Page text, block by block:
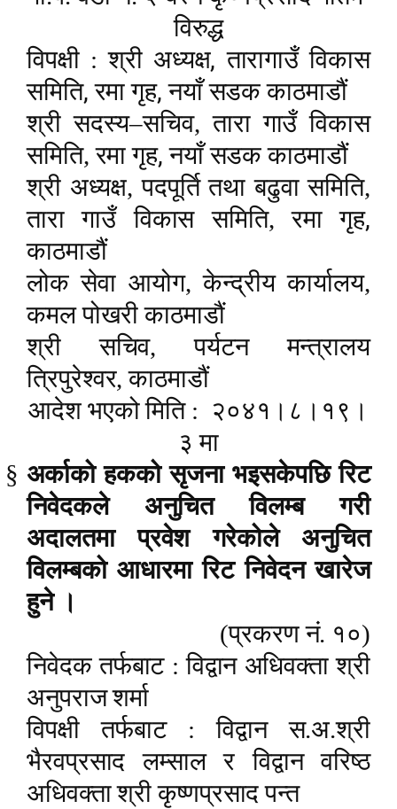
विरुद्ध
विपक्षी : श्री अध्यक्ष,तारागाउँ विकास
समिति,रमा गृह,नयाँ सडककाठमाडौं
श्री सदस्य–सचिव, तारा गाउँ विकास
समिति, रमा गृह,नयाँ सडककाठमाडौं
श्री अध्यक्ष, पदपूर्ति तथा बढुवा समिति,
तारा गाउँ विकास समिति, रमा गृह,
काठमाडौं
लोक सेवा आयोग, केन्द्रीय कार्यालय,
कमल पोखरी काठमाडौं
श्री सचिव, पर्यटन मन्त्रालय
त्रिपुरेश्वर, काठमाडौं
आदेश भएको मिति : २०४१।८।१९।
३ मा
§ अर्काको हकको सृजना भइसकेपछि रिट
निवेदकले अनुचित विलम्ब गरी
अदालतमा प्रवेश गरेकोले अनुचित
विलम्बको आधारमा रिट निवेदन खारेज
हुने ।
(प्रकरण नं. १०)
निवेदक तर्फबाट : विद्वान अधिवक्ता श्री
अनुपराज शर्मा
विपक्षी तर्फबाट : विद्वान स.अ.श्री
भैरवप्रसाद लम्साल र विद्वान वरिष्ठ
अधिवक्ता श्री कृष्णप्रसाद पन्त